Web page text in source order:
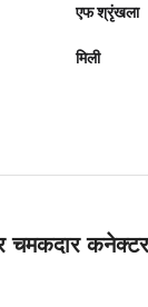
एफ श्रृंखला
मिली
चमकदार